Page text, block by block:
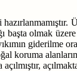
başta olmak
giderilme